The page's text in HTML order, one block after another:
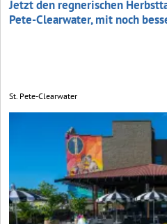
Jetzt den regnerischen
Pete-Clearwater, mit noch
St. Pete-Clearwater